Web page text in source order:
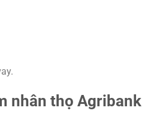
nhân thọ Agribank